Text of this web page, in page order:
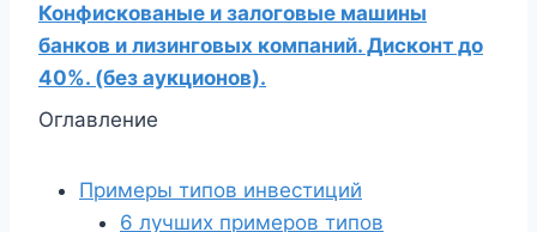
Конфискованые и залоговые машины
банков и лизинговых компаний. Дисконт до
40%. (без аукционов).
Оглавление
Примеры типов инвестиций
6 лучших примеров типов